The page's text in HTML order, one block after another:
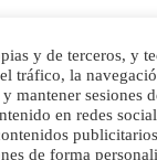
MESA Y LOPEZ
MICROCHIP
Política de
Cláusula de
de interés
y de terceros, y
tráfico, la
mantener sesiones
en redes
de forma